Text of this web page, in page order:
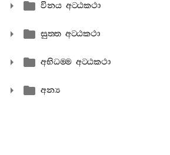
විනය අට‍්ඨකථා
සුත‍්ත අට‍්ඨකථා
අභිධම‍්ම අට‍්ඨකථා
අන්‍ය